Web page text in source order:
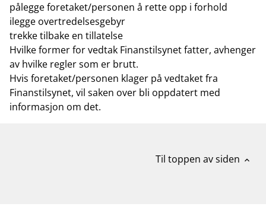
pålegge foretaket/personen å rette opp i forhold
ilegge overtredelsesgebyr
trekke tilbake en tillatelse
Hvilke former for vedtak Finanstilsynet fatter, avhenger
av hvilke regler som er brutt.
Hvis foretaket/personen klager på vedtaket fra
Finanstilsynet, vil saken over bli oppdatert med
informasjon om det.
Til toppen av siden expand_less